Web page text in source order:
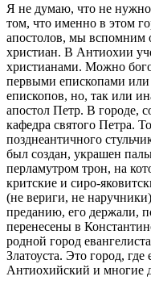
Я не думаю, что не
том, что именно в этом
апостолов, мы вспомним
христиан. В Антиохии
христианами. Можно
первыми епископами или
епископов, но, так или
апостол Петр. В городе,
кафедра святого Петра.
позднеантичного
был создан, украшен
перламутром трон, на
критские и сиро-
(не вериги, не
преданию, его держали,
перенесены в
родной город
Златоуста. Это город,
Антиохийский и многие